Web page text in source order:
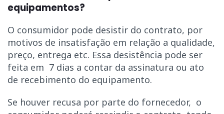
equipamentos?
O consumidor pode desistir do contrato, por
motivos de insatisfação em relação a qualidade,
preço, entrega etc. Essa desistência pode ser
feita em 7 dias a contar da assinatura ou ato
de recebimento do equipamento.
Se houver recusa por parte do fornecedor, o